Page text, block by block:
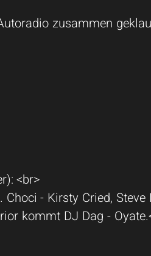
zusammen
<br>
- Kirsty Cried,
kommt DJ Dag -